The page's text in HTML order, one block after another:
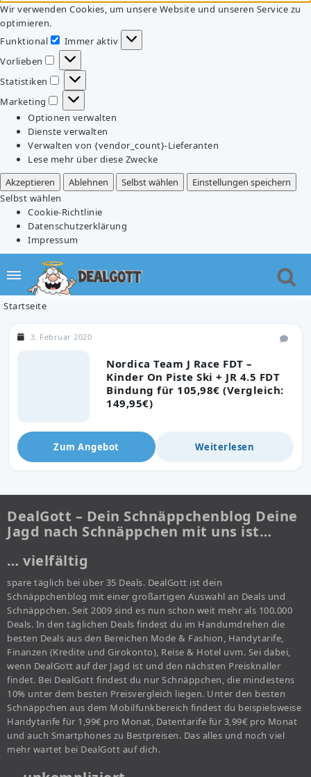
Wir verwenden Cookies, um unsere Website und unseren Service zu
optimieren.
Funktional
Funktional
Immer aktiv
Vorlieben
Vorlieben
Statistiken
Statistiken
Marketing
Marketing
Optionen verwalten
Dienste verwalten
Verwalten von {vendor_count}-Lieferanten
Lese mehr über diese Zwecke
Akzeptieren
Ablehnen Selbst wählen
Einstellungen speichern
Selbst wählen
Cookie-Richtlinie
Datenschutzerklärung
Impressum
Startseite
Nordica Team J Race FDT –
Kinder On Piste Ski + JR 4.5 FDT
Bindung für 105,98€ (Vergleich:
149,95€)
3. Februar 2020
Zum Angebot Weiterlesen
DealGott – Dein Schnäppchenblog Deine
Jagd nach Schnäppchen mit uns ist…
… vielfältig
spare täglich bei über 35 Deals. DealGott ist dein
Schnäppchenblog mit einer großartigen Auswahl an Deals und
Schnäppchen. Seit 2009 sind es nun schon weit mehr als 100.000
Deals. In den täglichen Deals findest du im Handumdrehen die
besten Deals aus den Bereichen Mode & Fashion, Handytarife,
Finanzen (Kredite und Girokonto), Reise & Hotel uvm. Sei dabei,
wenn DealGott auf der Jagd ist und den nächsten Preisknaller
findet. Bei DealGott findest du nur Schnäppchen, die mindestens
10% unter dem besten Preisvergleich liegen. Unter den besten
Schnäppchen aus dem Mobilfunkbereich findest du beispielsweise
Handytarife für 1,99€ pro Monat, Datentarife für 3,99€ pro Monat
und auch Smartphones zu Bestpreisen. Das alles und noch viel
mehr wartet bei DealGott auf dich.